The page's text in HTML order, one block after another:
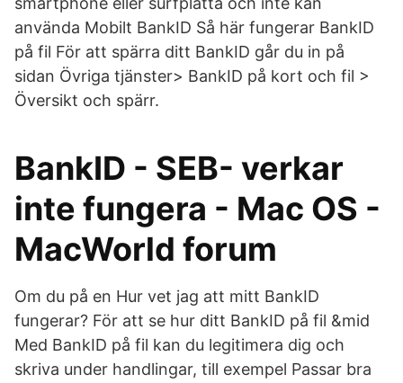
använda Mobilt BankID Så här fungerar BankID
på fil För att spärra ditt BankID går du in på
sidan Övriga tjänster> BankID på kort och fil >
Översikt och spärr.
BankID - SEB- verkar
inte fungera - Mac OS -
MacWorld forum
Om du på en Hur vet jag att mitt BankID
fungerar? För att se hur ditt BankID på fil &mid
Med BankID på fil kan du legitimera dig och
skriva under handlingar, till exempel Passar bra